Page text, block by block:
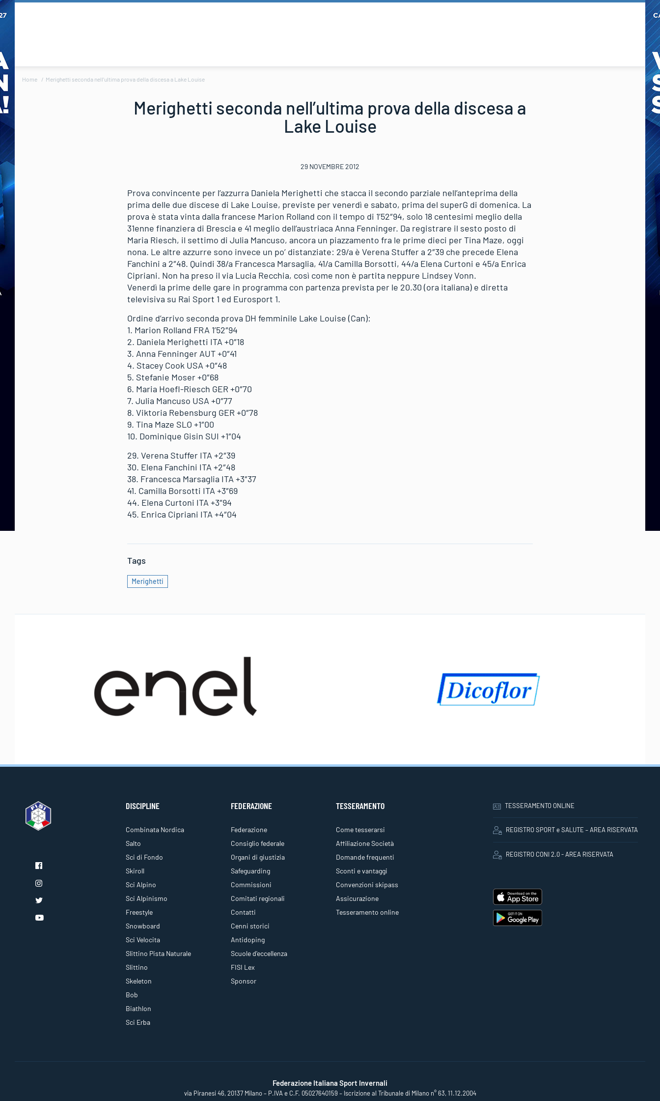
Home Merighetti seconda nell’ultima prova della discesa a Lake Louise
Merighetti seconda nell’ultima prova della discesa a
Lake Louise
29 NOVEMBRE 2012
Prova convincente per l’azzurra Daniela Merighetti che stacca il secondo parziale nell’anteprima della
prima delle due discese di Lake Louise, previste per venerdì e sabato, prima del superG di domenica. La
prova è stata vinta dalla francese Marion Rolland con il tempo di 1’52″94, solo 18 centesimi meglio della
31enne finanziera di Brescia e 41 meglio dell’austriaca Anna Fenninger. Da registrare il sesto posto di
Maria Riesch, il settimo di Julia Mancuso, ancora un piazzamento fra le prime dieci per Tina Maze, oggi
nona. Le altre azzurre sono invece un po’ distanziate: 29/a è Verena Stuffer a 2″39 che precede Elena
Fanchini a 2″48. Quindi 38/a Francesca Marsaglia, 41/a Camilla Borsotti, 44/a Elena Curtoni e 45/a Enrica
Cipriani. Non ha preso il via Lucia Recchia, così come non è partita neppure Lindsey Vonn.
Venerdì la prime delle gare in programma con partenza prevista per le 20.30 (ora italiana) e diretta
televisiva su Rai Sport 1 ed Eurosport 1.
Ordine d’arrivo seconda prova DH femminile Lake Louise (Can):
1. Marion Rolland FRA 1’52″94
2. Daniela Merighetti ITA +0″18
3. Anna Fenninger AUT +0″41
4. Stacey Cook USA +0″48
5. Stefanie Moser +0″68
6. Maria Hoefl-Riesch GER +0″70
7. Julia Mancuso USA +0″77
8. Viktoria Rebensburg GER +0″78
9. Tina Maze SLO +1″00
10. Dominique Gisin SUI +1″04
29. Verena Stuffer ITA +2″39
30. Elena Fanchini ITA +2″48
38. Francesca Marsaglia ITA +3″37
41. Camilla Borsotti ITA +3″69
44. Elena Curtoni ITA +3″94
45. Enrica Cipriani ITA +4″04
Tags
Merighetti
DISCIPLINE
Combinata Nordica
Salto
Sci di Fondo
Skiroll
Sci Alpino
Sci Alpinismo
Freestyle
Snowboard
Sci Velocita
Slittino Pista Naturale
Slittino
Skeleton
Bob
Biathlon
Sci Erba
FEDERAZIONE
Federazione
Consiglio federale
Organi di giustizia
Safeguarding
Commissioni
Comitati regionali
Contatti
Cenni storici
Antidoping
Scuole d'eccellenza
FISI Lex
Sponsor
TESSERAMENTO
Come tesserarsi
Affiliazione Società
Domande frequenti
Sconti e vantaggi
Convenzioni skipass
Assicurazione
Tesseramento online
TESSERAMENTO ONLINE
REGISTRO SPORT e SALUTE – AREA RISERVATA
REGISTRO CONI 2.0 - AREA RISERVATA
Federazione Italiana Sport Invernali
via Piranesi 46, 20137 Milano – P.IVA e C.F. 05027640159 – Iscrizione al Tribunale di Milano n° 63, 11.12.2004